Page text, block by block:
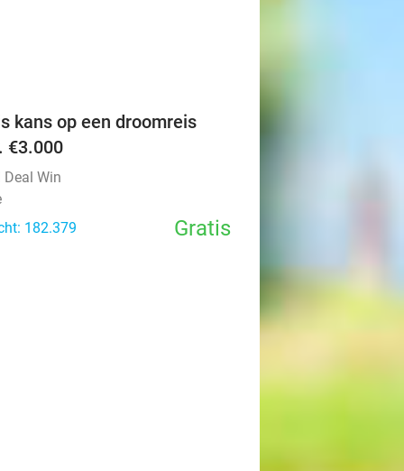
kans op een droomreis
€3.000
Win
182.379
Gratis